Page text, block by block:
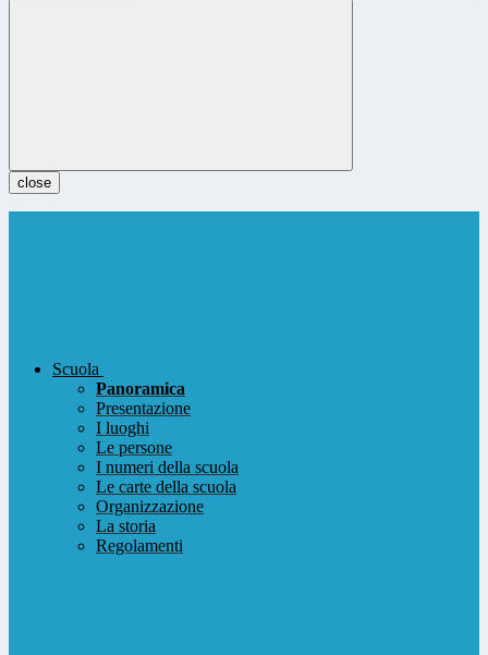
close
Scuola
Panoramica
Presentazione
I luoghi
Le persone
I numeri della scuola
Le carte della scuola
Organizzazione
La storia
Regolamenti